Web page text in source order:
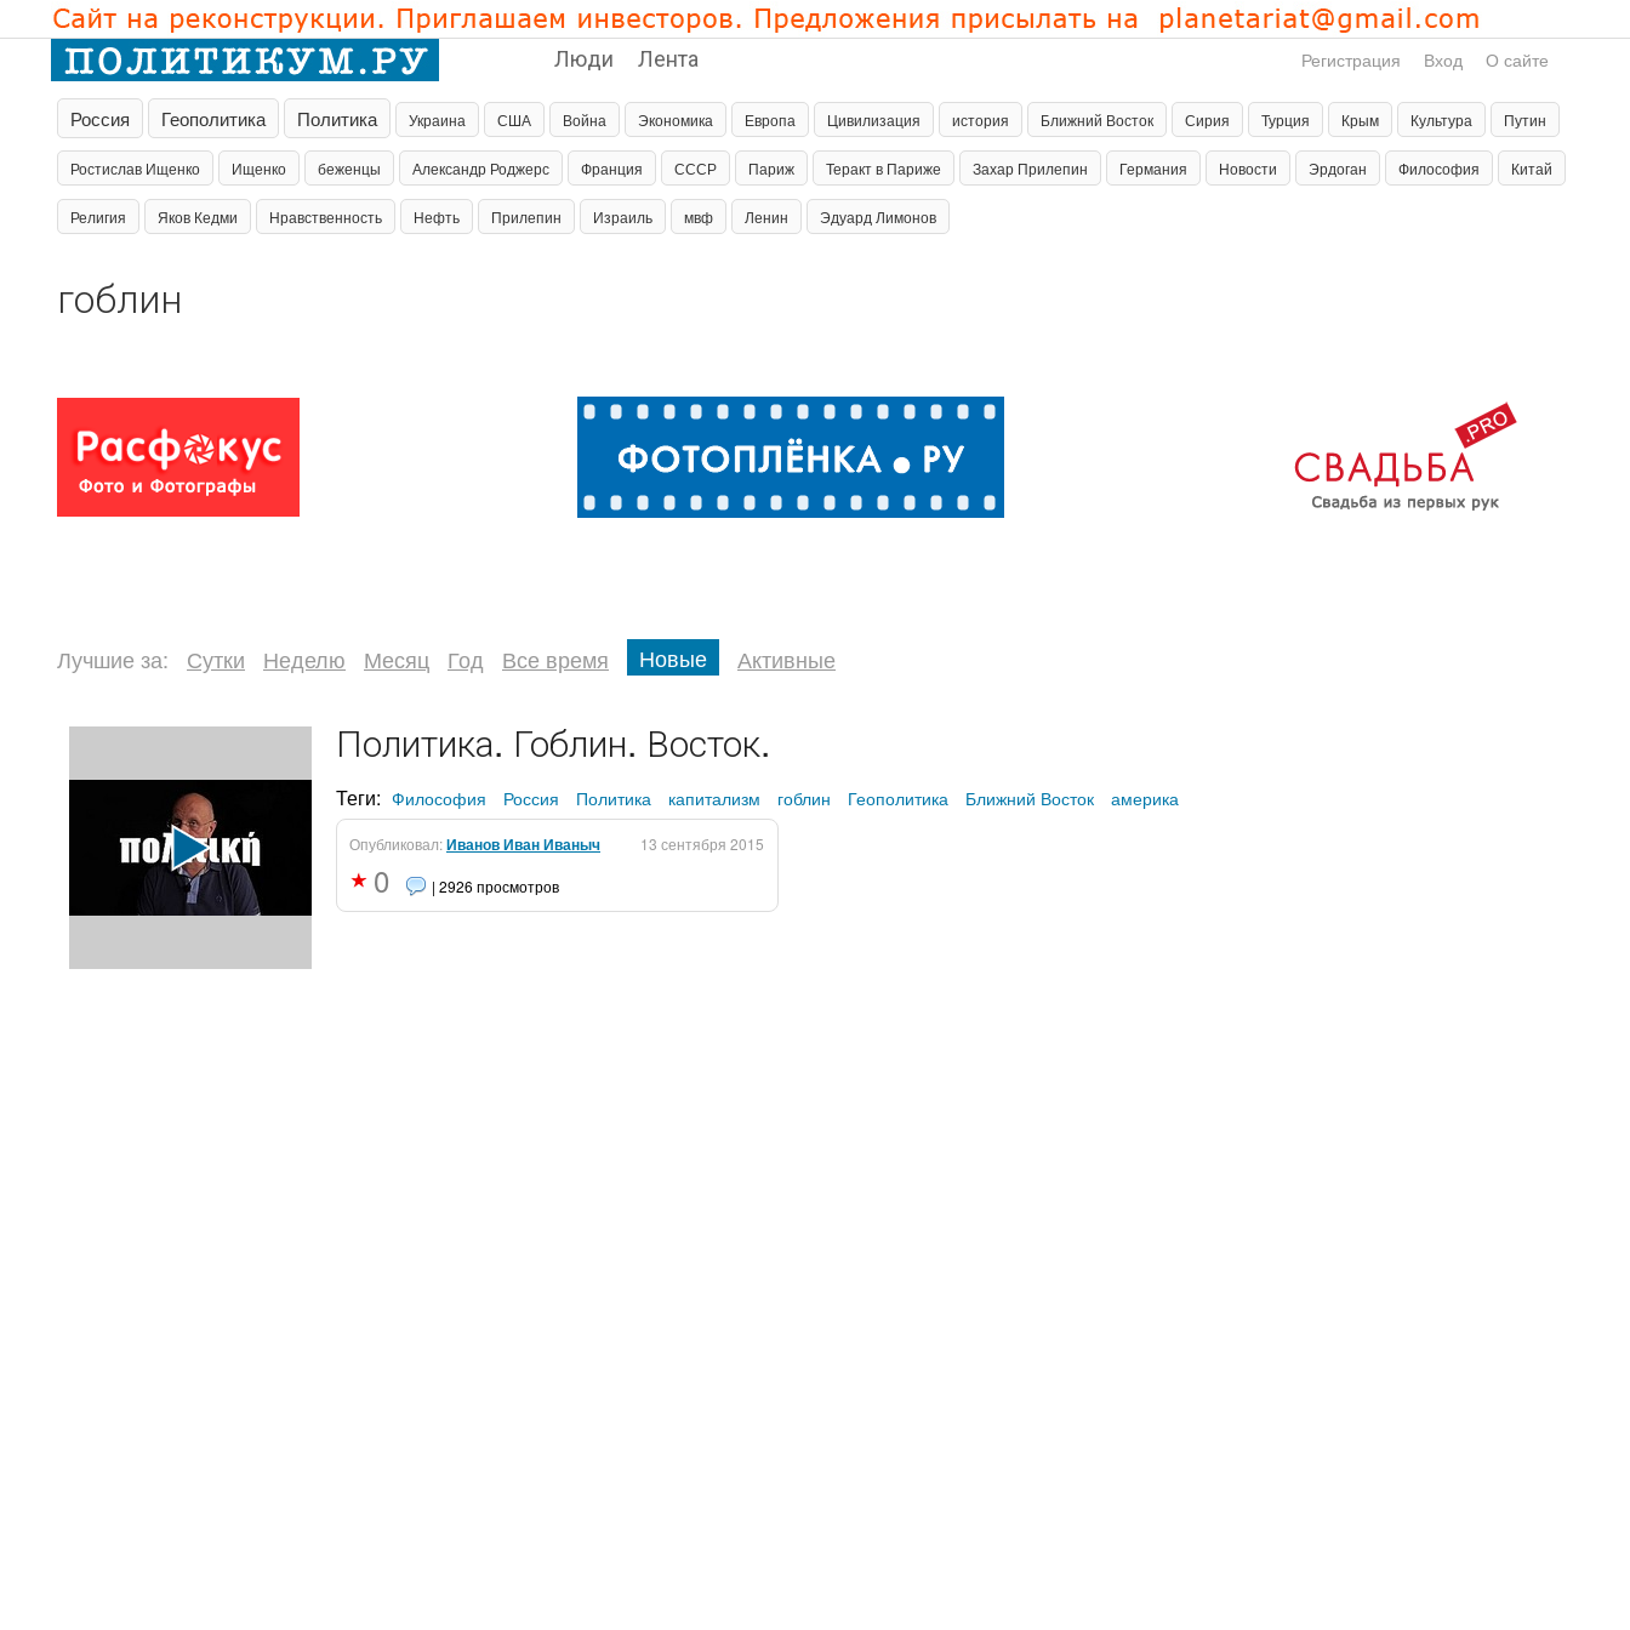
Люди Лента Регистрация Вход О сайте
Россия Геополитика Политика Украина США Война Экономика Европа Цивилизация история Ближний Восток Сирия Турция Крым Культура Путин
Ростислав Ищенко Ищенко беженцы Александр Роджерс Франция СССР Париж Теракт в Париже Захар Прилепин Германия Новости Эрдоган Философия Китай
Религия Яков Кедми Нравственность Нефть Прилепин Израиль мвф Ленин Эдуард Лимонов
гоблин
Лучшие за: Сутки Неделю Месяц Год Все время Новые Активные
Политика. Гоблин. Восток.
Теги: Философия Россия Политика капитализм гоблин Геополитика Ближний Восток америка
Опубликовал:Иванов Иван Иваныч 13 сентября 2015
0 | 2926 просмотров